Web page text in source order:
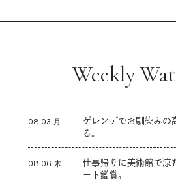
Weekly
08.03 月
ゲレンデでお馴染みの
る。
08.06 木
仕事帰りに美術館で涼
ート鑑賞。